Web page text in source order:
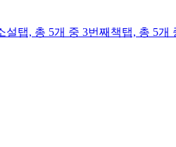
설탭, 총 5개 중 3번째 책탭, 총 5개